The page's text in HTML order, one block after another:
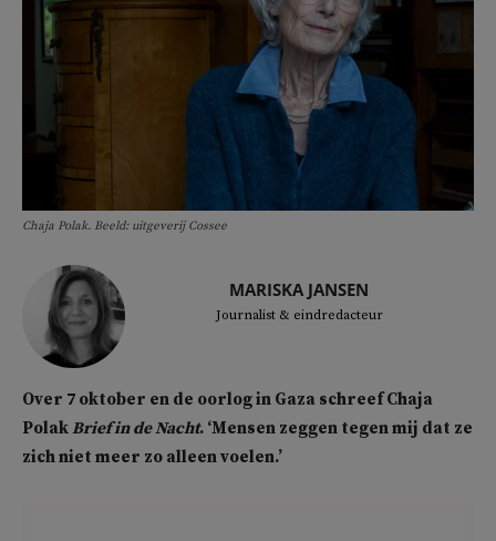
Chaja Polak. Beeld: uitgeverij Cossee
MARISKA JANSEN
Journalist & eindredacteur
Over 7 oktober en de oorlog in Gaza schreef Chaja
PolakBrief in de Nacht. ‘Mensen zeggen tegen mij dat ze
zich niet meer zo alleen voelen.’